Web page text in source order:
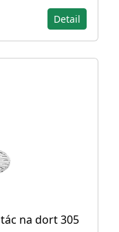
Detail
na dort 305